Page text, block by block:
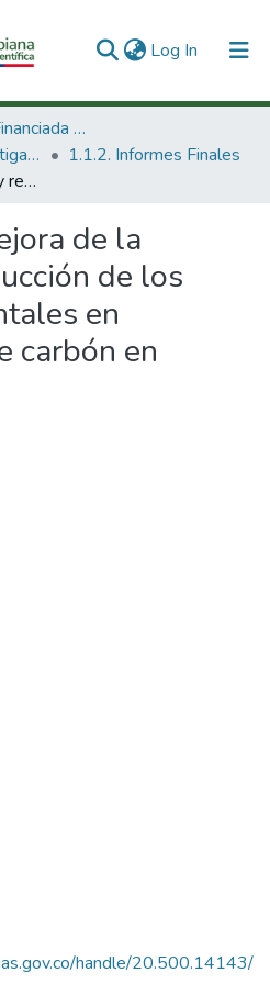
Log In (current)
1. Investigación Financiada con Recursos Públicos
1.1 Productos de investigación
1.1.2. Informes Finales
Mejora de la eficiencia y reducción de los efectos ambientales en quemadores de carbón en parrilla
de la
de los
en
carbón en
handle/20.500.14143/